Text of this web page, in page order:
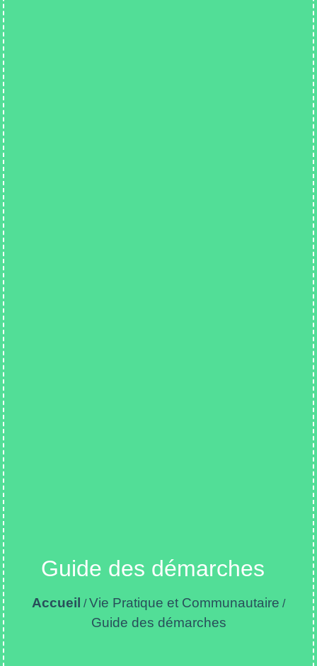
Guide des démarches
Accueil /Vie Pratique et Communautaire /
Guide des démarches